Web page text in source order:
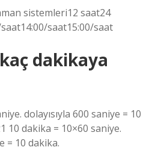
sistemleri12 saat24
saat15:00/saat
dakikaya
dolayısıyla 600 saniye = 10
10 dakika = 10×60 saniye.
= 10 dakika.